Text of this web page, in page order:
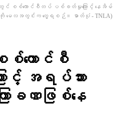
ရွာတွင် စစ်ကောင်စီတပ် ပစ်ခတ်မှုကြောင့် နေအိမ်
မေလအတွင်းက တွေ့ရစဉ်။ ဓာတ်ပုံ - TNLA)
ကောင်စီ
ာင့် အရပ်သား
ခဏဖြစ်နေ